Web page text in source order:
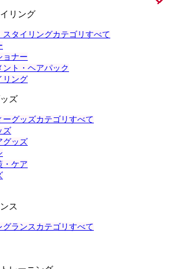
リング
スタイリングカテゴリすべて
ョナー
ント・ヘアパック
リング
ズ
ーグッズカテゴリすべて
ズ
グッズ
・ケア
ス
グランスカテゴリすべて